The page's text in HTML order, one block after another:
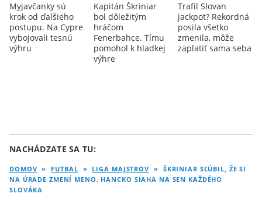
Myjavčanky sú
krok od ďalšieho
postupu. Na Cypre
vybojovali tesnú
výhru
Kapitán Škriniar
bol dôležitým
hráčom
Fenerbahce. Tímu
pomohol k hladkej
výhre
Trafil Slovan
jackpot? Rekordná
posila všetko
zmenila, môže
zaplatiť sama seba
NACHÁDZATE SA TU:
DOMOV » FUTBAL » LIGA MAJSTROV » ŠKRINIAR SĽÚBIL, ŽE SI
NA ÚRADE ZMENÍ MENO. HANCKO SIAHA NA SEN KAŽDÉHO
SLOVÁKA